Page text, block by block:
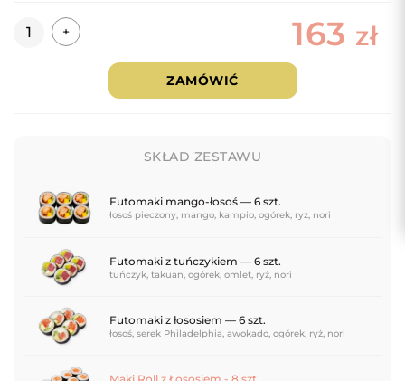
Ilość + 163 zł
ZAMÓWIĆ
SKŁAD ZESTAWU
Futomaki mango-łosoś — 6 szt.
łosoś pieczony, mango, kampio, ogórek, ryż, nori
Futomaki z tuńczykiem — 6 szt.
tuńczyk, takuan, ogórek, omlet, ryż, nori
Futomaki z łososiem — 6 szt.
łosoś, serek Philadelphia, awokado, ogórek, ryż, nori